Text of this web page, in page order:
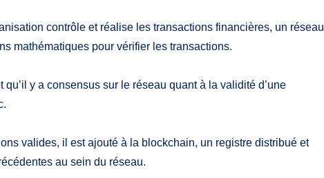
contrôle et réalise les transactions financières, un réseau
mathématiques pour vérifier les transactions.
y a consensus sur le réseau quant à la validité d’une
valides, il est ajouté à la blockchain, un registre distribué et
au sein du réseau.